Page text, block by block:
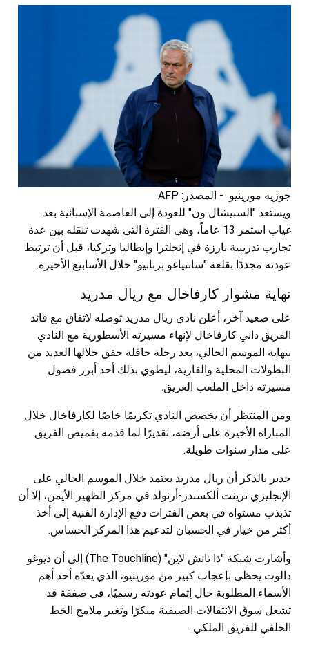
جوزيه مورينيو - المصدر: AFP
ويستعد "السبيشال ون" للعودة إلى العاصمة الإسبانية بعد
غياب استمر 13 عاماً، وهي الفترة التي شهدت تنقله بين عدة
تجارب تدريبية بارزة في إنجلترا وإيطاليا وتركيا، قبل أن ترتبط
عودته مجددًا بقلعة "سانتياغو برنابيو" خلال الأسابيع الأخيرة.
نهاية مشوار كارفاخال مع ريال مدريد
على صعيد آخر، أعلن نادي ريال مدريد توصله لاتفاق مع قائد
الفريق داني كارفاخال لإنهاء مسيرته الأسطورية مع النادي
بنهاية الموسم الحالي، بعد رحلة حافلة حقق خلالها العديد من
البطولات المحلية والقارية، ليطوي بذلك أحد أبرز فصول
مسيرته داخل الملعب العريق.
ومن المنتظر أن يخصص النادي تكريمًا خاصًا لكارفاخال خلال
المباراة الأخيرة على أرضه، تقديرًا لما قدمه بقميص الفريق
على مدار سنوات طويلة.
جدير بالذكر أن ريال مدريد يعتمد خلال الموسم الحالي على
الإنجليزي ترينت ألكسندر-أرنولد في مركز الظهير الأيمن، إلا أن
تذبذب مستواه في بعض الفترات دفع الإدارة الفنية إلى أخذ
أكثر من خيار في الحسبان لتدعيم هذا المركز الحساس.
وأشارت شبكة "ذا تاتش لاين" (The Touchline) إلى أن ديوغو
دالوت يحظى بإعجاب كبير من مورينيو، الذي يعدّه أحد أهم
الأسماء المطلوبة حال إتمام عودته رسميًا، في صفقة قد
تشعل سوق الانتقالات الصيفية مبكرًا وتغير ملامح الخط
الخلفي للفريق الملكي.